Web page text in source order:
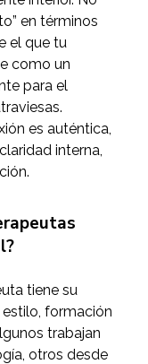
en términos
el que tu
como un
para el
es auténtica,
interna,
tiene su
formación
trabajan
otros desde